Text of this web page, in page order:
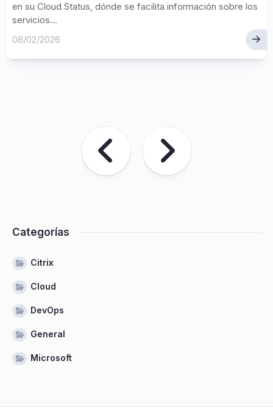
en su Cloud Status, dónde se facilita información sobre los
servicios...
08/02/2026
Categorías
Citrix
Cloud
DevOps
General
Microsoft